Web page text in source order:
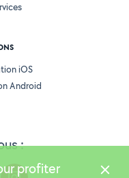
:
iOS
Android
profiter